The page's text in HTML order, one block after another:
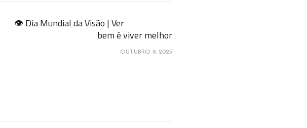
👁️ Dia Mundial da Visão | Ver
bem é viver melhor
OUTUBRO 9, 2025